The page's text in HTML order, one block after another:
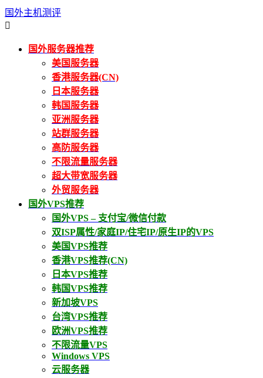
国外主机测评

国外服务器推荐
美国服务器
香港服务器(CN)
日本服务器
韩国服务器
亚洲服务器
站群服务器
高防服务器
不限流量服务器
超大带宽服务器
外贸服务器
国外VPS推荐
国外VPS – 支付宝/微信付款
双ISP属性/家庭IP/住宅IP/原生IP的VPS
美国VPS推荐
香港VPS推荐(CN)
日本VPS推荐
韩国VPS推荐
新加坡VPS
台湾VPS推荐
欧洲VPS推荐
不限流量VPS
Windows VPS
云服务器